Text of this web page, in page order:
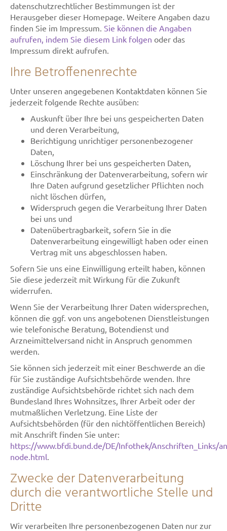
datenschutzrechtlicher Bestimmungen ist der
Herausgeber dieser Homepage. Weitere Angaben dazu
finden Sie im Impressum. Sie können die Angaben
aufrufen, indem Sie diesem Link folgen oder das
Impressum direkt aufrufen.
Ihre Betroffenenrechte
Unter unseren angegebenen Kontaktdaten können Sie
jederzeit folgende Rechte ausüben:
Auskunft über Ihre bei uns gespeicherten Daten
und deren Verarbeitung,
Berichtigung unrichtiger personenbezogener
Daten,
Löschung Ihrer bei uns gespeicherten Daten,
Einschränkung der Datenverarbeitung, sofern wir
Ihre Daten aufgrund gesetzlicher Pflichten noch
nicht löschen dürfen,
Widerspruch gegen die Verarbeitung Ihrer Daten
bei uns und
Datenübertragbarkeit, sofern Sie in die
Datenverarbeitung eingewilligt haben oder einen
Vertrag mit uns abgeschlossen haben.
Sofern Sie uns eine Einwilligung erteilt haben, können
Sie diese jederzeit mit Wirkung für die Zukunft
widerrufen.
Wenn Sie der Verarbeitung Ihrer Daten widersprechen,
können die ggf. von uns angebotenen Dienstleistungen
wie telefonische Beratung, Botendienst und
Arzneimittelversand nicht in Anspruch genommen
werden.
Sie können sich jederzeit mit einer Beschwerde an die
für Sie zuständige Aufsichtsbehörde wenden. Ihre
zuständige Aufsichtsbehörde richtet sich nach dem
Bundesland Ihres Wohnsitzes, Ihrer Arbeit oder der
mutmaßlichen Verletzung. Eine Liste der
Aufsichtsbehörden (für den nichtöffentlichen Bereich)
mit Anschrift finden Sie unter:
https://www.bfdi.bund.de/DE/Infothek/Anschriften_Links/
node.html.
Zwecke der Datenverarbeitung
durch die verantwortliche Stelle und
Dritte
Wir verarbeiten Ihre personenbezogenen Daten nur zur